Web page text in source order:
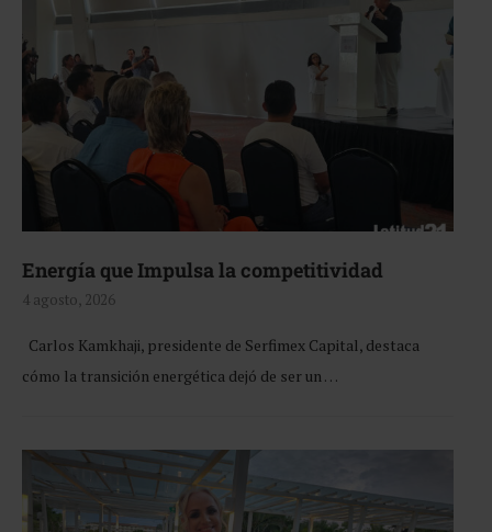
Energía que Impulsa la competitividad
4 agosto, 2026
Carlos Kamkhaji, presidente de Serfimex Capital, destaca
cómo la transición energética dejó de ser un …